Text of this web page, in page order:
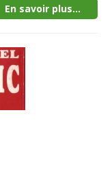
En savoir plus...